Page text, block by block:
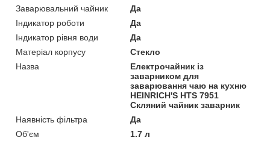
Заварювальний чайник
Да
Індикатор роботи
Да
Індикатор рівня води
Да
Матеріал корпусу
Стекло
Назва
Електрочайник із
заварником для
заварювання чаю на кухню
HEINRICH'S HTS 7951
Скляний чайник заварник
Наявність фільтра
Да
Об'єм
1.7 л